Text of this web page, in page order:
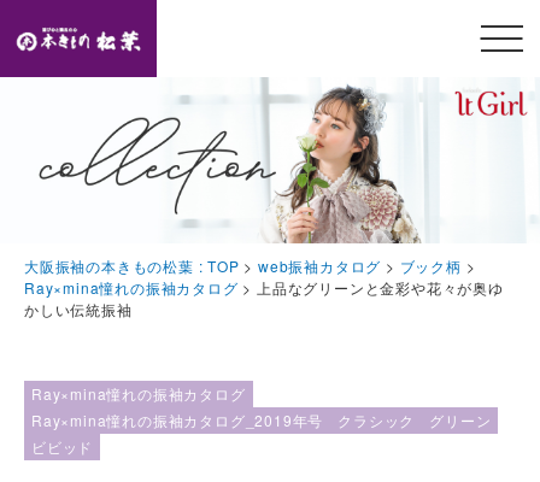
TOP
トップページ
本きもの松葉の特徴
Collection
振袖コレクション
メニ
開閉
大阪振袖の本きもの松葉 : TOP >web振袖カタログ > ブック柄 >
Ray×mina憧れの振袖カタログ >
上品なグリーンと金彩や花々が奥ゆ
かしい伝統振袖
Ray×mina憧れの振袖カタログ
Ray×mina憧れの振袖カタログ_2019年号
クラシック
グリーン
ビビッド